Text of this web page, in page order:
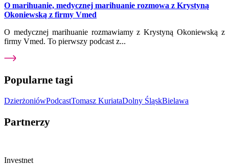
O marihuanie, medycznej marihuanie rozmowa z Krystyną
Okoniewską z firmy Vmed
O medycznej marihuanie rozmawiamy z Krystyną Okoniewską z
firmy Vmed. To pierwszy podcast z...
Popularne tagi
DzierżoniówPodcastTomasz KuriataDolny ŚląskBielawa
Partnerzy
Investnet